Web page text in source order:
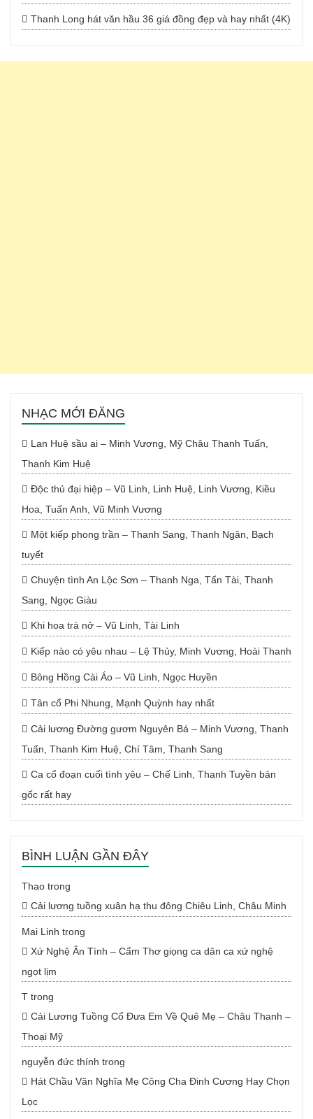
Thanh Long hát văn hầu 36 giá đồng đẹp và hay nhất (4K)
NHẠC MỚI ĐĂNG
Lan Huệ sầu ai – Minh Vương, Mỹ Châu Thanh Tuấn,
Thanh Kim Huệ
Độc thủ đại hiệp – Vũ Linh, Linh Huệ, Linh Vương, Kiều
Hoa, Tuấn Anh, Vũ Minh Vương
Một kiếp phong trần – Thanh Sang, Thanh Ngân, Bạch
tuyết
Chuyện tình An Lộc Sơn – Thanh Nga, Tấn Tài, Thanh
Sang, Ngọc Giàu
Khi hoa trà nở – Vũ Linh, Tài Linh
Kiếp nào có yêu nhau – Lệ Thủy, Minh Vương, Hoài Thanh
Bông Hồng Cài Áo – Vũ Linh, Ngọc Huyền
Tân cổ Phi Nhung, Mạnh Quỳnh hay nhất
Cải lương Đường gươm Nguyên Bá – Minh Vương, Thanh
Tuấn, Thanh Kim Huệ, Chí Tâm, Thanh Sang
Ca cổ đoạn cuối tình yêu – Chế Linh, Thanh Tuyền bản
gốc rất hay
BÌNH LUẬN GẦN ĐÂY
Thao trong
Cải lương tuồng xuân hạ thu đông Chiêu Linh, Châu Minh
Mai Linh trong
Xứ Nghệ Ân Tình – Cẩm Thơ giọng ca dân ca xứ nghệ
ngọt lịm
T trong
Cải Lương Tuồng Cổ Đưa Em Về Quê Mẹ – Châu Thanh –
Thoại Mỹ
nguyễn đức thính trong
Hát Chầu Văn Nghĩa Mẹ Công Cha Đinh Cương Hay Chọn
Lọc